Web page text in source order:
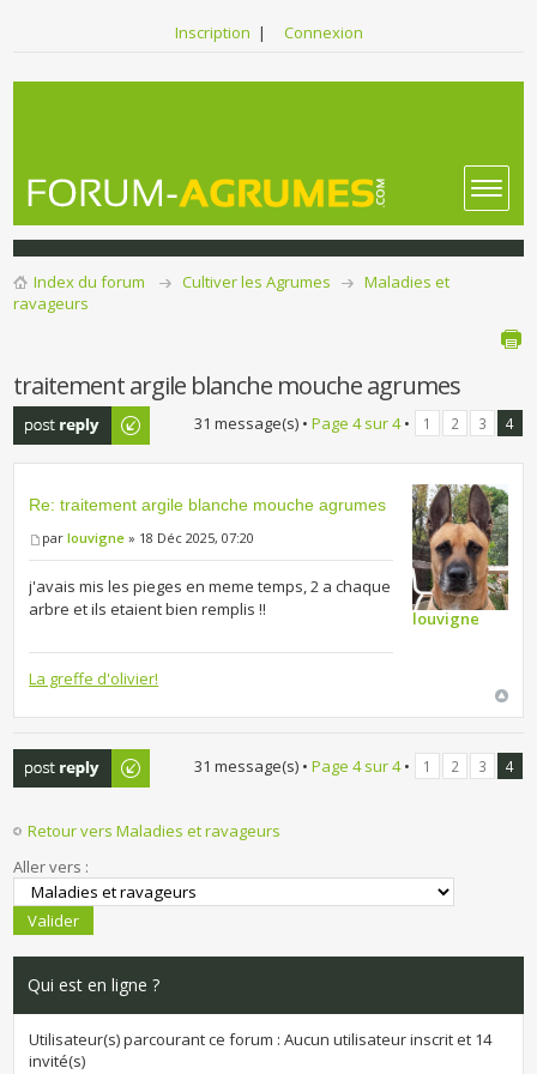
Inscription | Connexion
Index du forum Cultiver les Agrumes
Maladies et
ravageurs
traitement argile blanche mouche agrumes
Publier une
réponse
31 message(s) • Page 4sur4• 1 2 3 4
Re: traitement argile blanche mouche agrumes
parlouvigne » 18 Déc 2025, 07:20
j'avais mis les pieges en meme temps, 2 a chaque
arbre et ils etaient bien remplis !!
La greffe d'olivier!
louvigne
Publier une
réponse
31 message(s) • Page 4sur4• 1 2 3 4
Retour vers Maladies et ravageurs
Aller vers :
Qui est en ligne ?
Utilisateur(s) parcourant ce forum : Aucun utilisateur inscrit et 14
invité(s)